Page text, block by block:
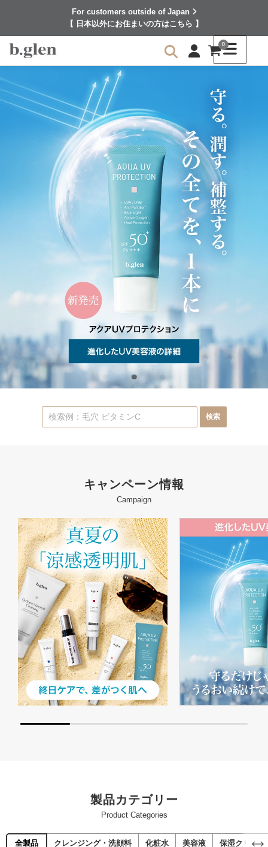
For customers outside of Japan
【 日本以外にお住まいの方はこちら 】
0
キャンペーン情報
Campaign
製品カテゴリー
Product Categories
全製品 クレンジング・洗顔料 化粧水 美容液 保湿クリーム